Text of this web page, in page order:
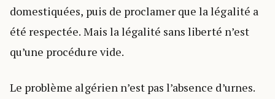
domestiquées, puis de proclamer que la légalité a
été respectée. Mais la légalité sans liberté n’est
qu’une procédure vide.
Le problème algérien n’est pas l’absence d’urnes.